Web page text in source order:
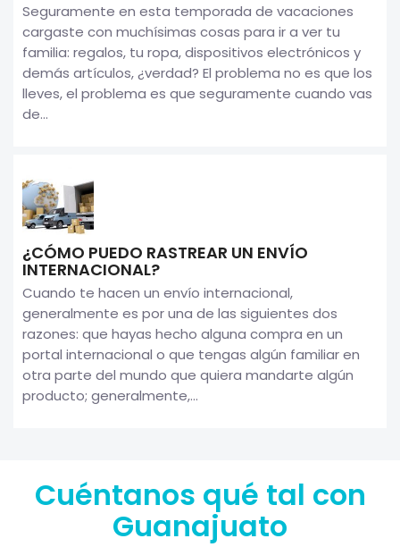
Seguramente en esta temporada de vacaciones
cargaste con muchísimas cosas para ir a ver tu
familia: regalos, tu ropa, dispositivos electrónicos y
demás artículos, ¿verdad? El problema no es que los
lleves, el problema es que seguramente cuando vas
de...
¿CÓMO PUEDO RASTREAR UN ENVÍO
INTERNACIONAL?
Cuando te hacen un envío internacional,
generalmente es por una de las siguientes dos
razones: que hayas hecho alguna compra en un
portal internacional o que tengas algún familiar en
otra parte del mundo que quiera mandarte algún
producto; generalmente,...
Cuéntanos qué tal con
Guanajuato